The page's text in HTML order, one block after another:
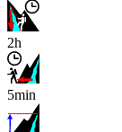
2h
5min